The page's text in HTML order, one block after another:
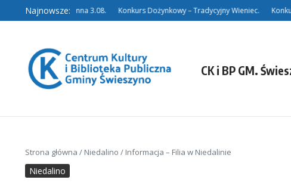
Przejdź do treści
Najnowsze:
Niedalinie nieczynna 3.08. Konkurs Dożynkowy – Tradycyjny Wieniec.
CK i BP GM.
Strona główna / Niedalino / Informacja – Filia w Niedalinie
Niedalino